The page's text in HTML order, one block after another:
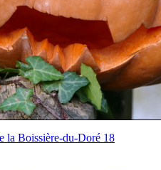
la Boissière-du-Doré 18